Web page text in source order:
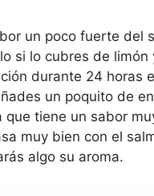
un poco fuerte del
si lo cubres de limón
durante 24 horas
un poquito de
que tiene un sabor
muy bien con el
algo su aroma.